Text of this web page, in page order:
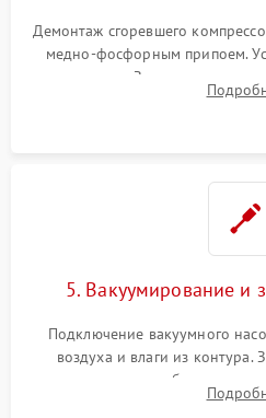
Демонтаж сгоревшего
медно-фосфорным припоем.
осушителя. Замена
сломанных заслонок или
5. Вакуумирование и
Подключение вакуумного
воздуха и влаги из контура.
дозированным объемом
электронным весам. Контроль